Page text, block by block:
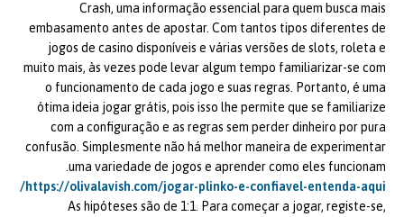
Crash, uma informação essencial para quem busca mais
embasamento antes de apostar. Com tantos tipos diferentes de
jogos de casino disponíveis e várias versões de slots, roleta e
muito mais, às vezes pode levar algum tempo familiarizar-se com
o funcionamento de cada jogo e suas regras. Portanto, é uma
ótima ideia jogar grátis, pois isso lhe permite que se familiarize
com a configuração e as regras sem perder dinheiro por pura
confusão. Simplesmente não há melhor maneira de experimentar
uma variedade de jogos e aprender como eles funcionam.
https://olivalavish.com/jogar-plinko-e-confiavel-entenda-aqui/
As hipóteses são de 1:1. Para começar a jogar, registe-se,